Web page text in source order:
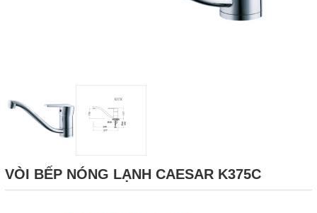
VÒI BẾP NÓNG LẠNH CAESAR K375C